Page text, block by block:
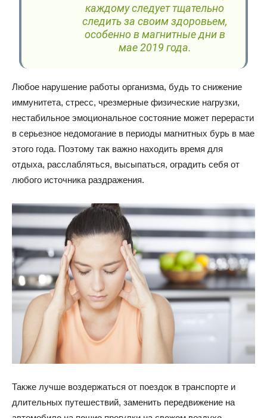
каждому следует тщательно
следить за своим здоровьем,
особенно в магнитные дни в
мае 2019 года.
Любое нарушение работы организма, будь то снижение
иммунитета, стресс, чрезмерные физические нагрузки,
нестабильное эмоциональное состояние может перерасти
в серьезное недомогание в периоды магнитных бурь в мае
этого года. Поэтому так важно находить время для
отдыха, расслабляться, высыпаться, оградить себя от
любого источника раздражения.
Также лучше воздержаться от поездок в транспорте и
длительных путешествий, заменить передвижение на